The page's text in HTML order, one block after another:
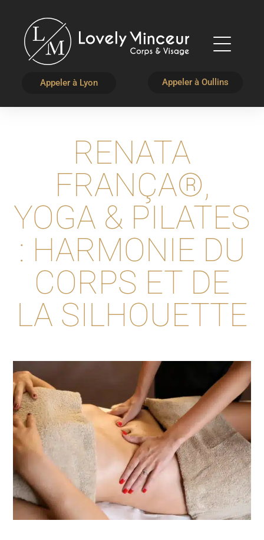
Appeler à Lyon Appeler à Oullins
RENATA
FRANÇA®,
YOGA & PILATES
: HARMONIE DU
CORPS ET DE
LA SILHOUETTE